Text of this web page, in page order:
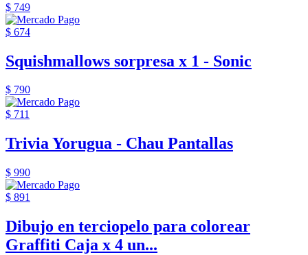
$ 749
$ 674
Squishmallows sorpresa x 1 - Sonic
$ 790
$ 711
Trivia Yorugua - Chau Pantallas
$ 990
$ 891
Dibujo en terciopelo para colorear
Graffiti Caja x 4 un...